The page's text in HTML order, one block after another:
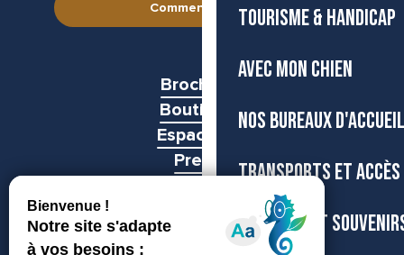
TOURISME & HANDICAP
AVEC MON CHIEN
NOS BUREAUX D'ACCUEIL
TRANSPORTS ET ACCÈS
BOUTIQUE ET
Comment venir ?
Brochures
Boutiques
Espace pro
Presse